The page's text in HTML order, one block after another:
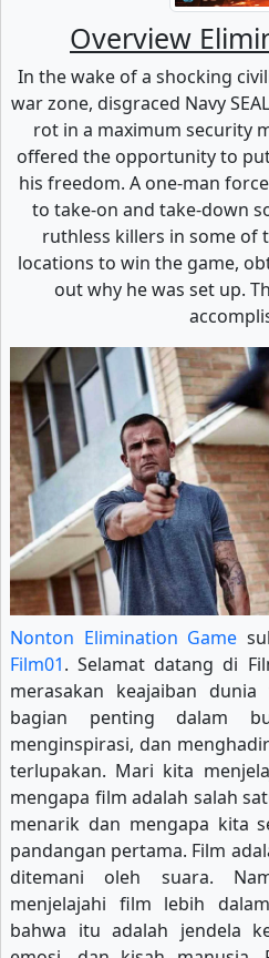
Overview
In the wake of a shocking
war zone, disgraced Navy
rot in a maximum security
offered the opportunity to
his freedom. A one-man
to take-on and take-down
ruthless killers in some of
locations to win the game,
out why he was set up.
Nonton Elimination Game
Film01. Selamat datang di
merasakan keajaiban
bagian penting dalam
menginspirasi, dan
terlupakan. Mari kita
mengapa film adalah salah
menarik dan mengapa kita
pandangan pertama. Film
ditemani oleh suara.
menjelajahi film lebih
bahwa itu adalah jendela